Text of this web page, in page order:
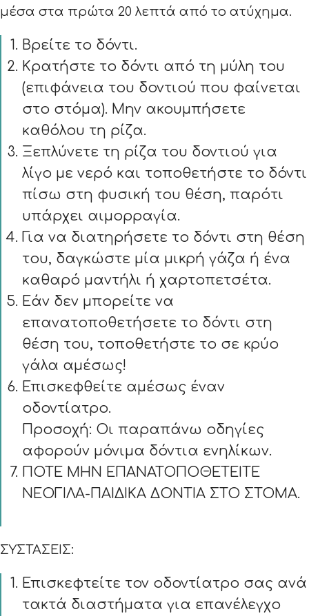
μέσα στα πρώτα 20 λεπτά από το ατύχημα.
Βρείτε το δόντι.
Κρατήστε το δόντι από τη μύλη του
(επιφάνεια του δοντιού που φαίνεται
στο στόμα). Μην ακουμπήσετε
καθόλου τη ρίζα.
Ξεπλύνετε τη ρίζα του δοντιού για
λίγο με νερό και τοποθετήστε το δόντι
πίσω στη φυσική του θέση, παρότι
υπάρχει αιμορραγία.
Για να διατηρήσετε το δόντι στη θέση
του, δαγκώστε μία μικρή γάζα ή ένα
καθαρό μαντήλι ή χαρτοπετσέτα.
Εάν δεν μπορείτε να
επανατοποθετήσετε το δόντι στη
θέση του, τοποθετήστε το σε κρύο
γάλα αμέσως!
Επισκεφθείτε αμέσως έναν
οδοντίατρο.
Προσοχή: Οι παραπάνω οδηγίες
αφορούν μόνιμα δόντια ενηλίκων.
ΠΟΤΕ ΜΗΝ ΕΠΑΝΑΤΟΠΟΘΕΤΕΙΤΕ
ΝΕΟΓΙΛΑ-ΠΑΙΔΙΚΑ ΔΟΝΤΙΑ ΣΤΟ ΣΤΟΜΑ.
ΣΥΣΤΑΣΕΙΣ:
Επισκεφτείτε τον οδοντίατρο σας ανά
τακτά διαστήματα για επανέλεγχο